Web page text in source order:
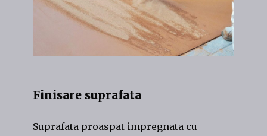
Finisare suprafata
Suprafata proaspat impregnata cu